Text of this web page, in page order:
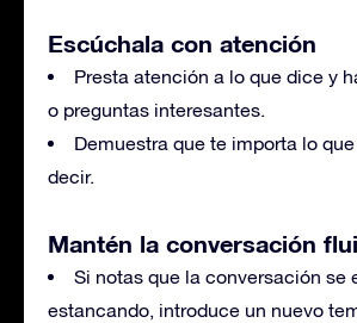
Escúchala con atención
Presta atención a lo que dice y
o preguntas interesantes.
Demuestra que te importa lo
decir.
Mantén la conversación
Si notas que la conversación se
estancando, introduce un nuevo